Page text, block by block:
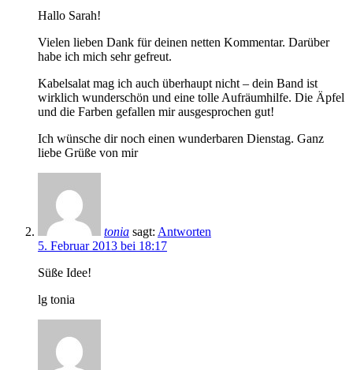
Hallo Sarah!
Vielen lieben Dank für deinen netten Kommentar. Darüber
habe ich mich sehr gefreut.
Kabelsalat mag ich auch überhaupt nicht – dein Band ist
wirklich wunderschön und eine tolle Aufräumhilfe. Die Äpfel
und die Farben gefallen mir ausgesprochen gut!
Ich wünsche dir noch einen wunderbaren Dienstag. Ganz
liebe Grüße von mir
tonia sagt: Antworten
5. Februar 2013 bei 18:17
Süße Idee!
lg tonia